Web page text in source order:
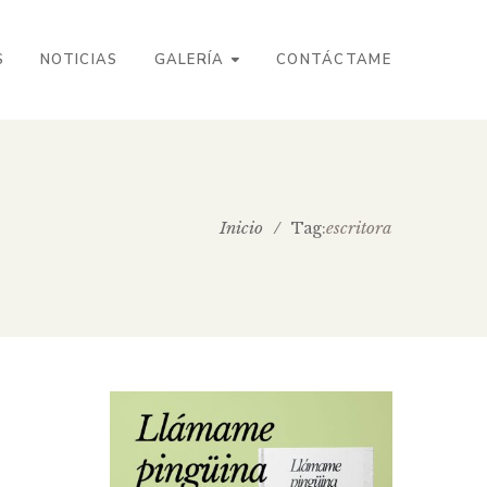
NOTICIAS GALERÍA CONTÁCTAME
Inicio / Tag:escritora